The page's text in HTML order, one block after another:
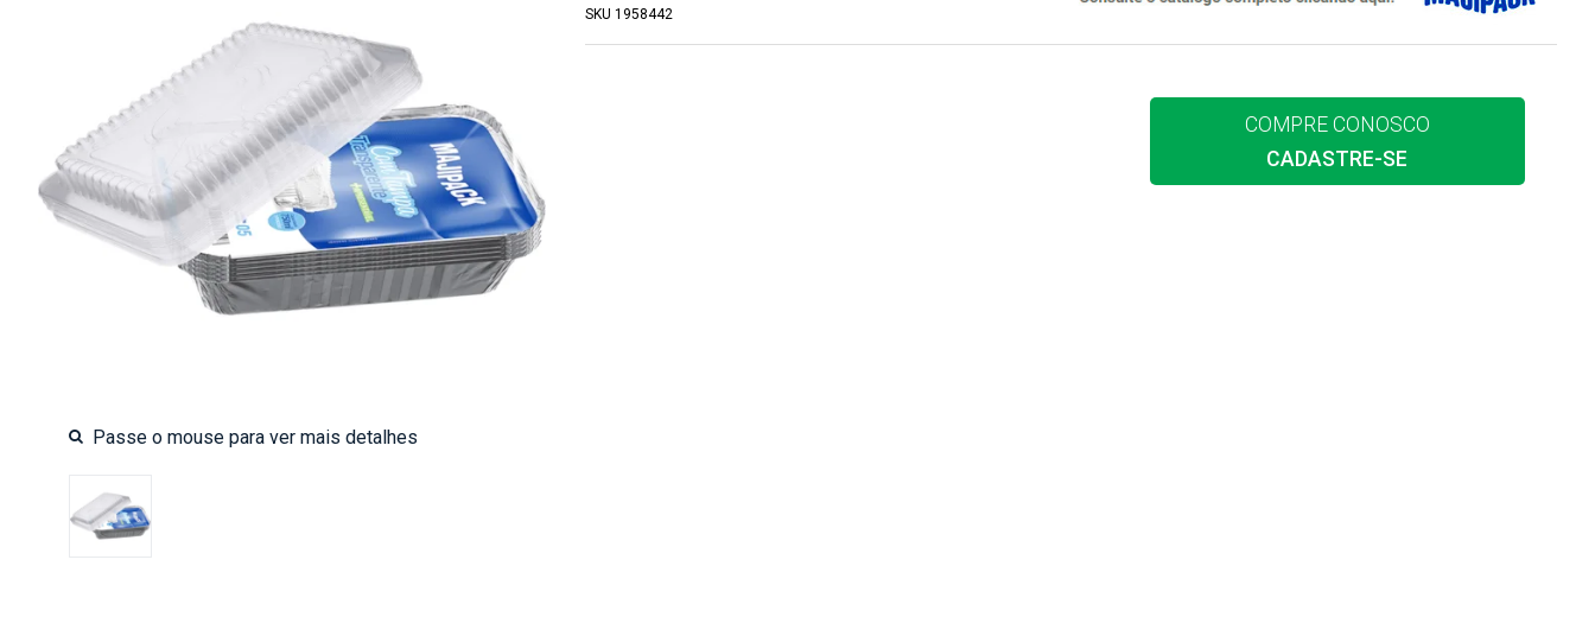
SKU 1958442
COMPRE CONOSCO
CADASTRE-SE